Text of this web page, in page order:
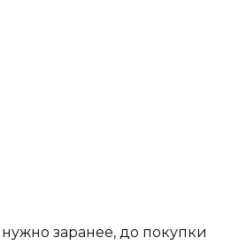
заранее, до покупки